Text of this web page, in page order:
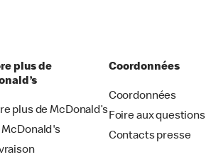
plus de
plus de McDonald’s
McDonald's
Coordonnées
Coordonnées
Foire aux questions
Contacts presse